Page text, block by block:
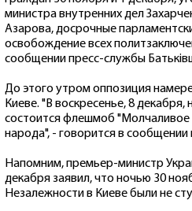
министра внутренних дел
Азарова, досрочные
освобождение всех
сообщении пресс-службы
До этого утром оппозиция
Киеве. "В воскресенье, 8
состоится флешмоб "Молчаливое
народа", - говорится в сообщении
Напомним, премьер-министр
декабря заявил, что ночью 30
Незалежности в Киеве были не